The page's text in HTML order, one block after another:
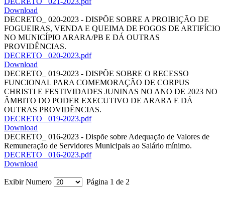
Download
DECRETO_ 020-2023 - DISPÕE SOBRE A PROIBIÇÃO DE
FOGUEIRAS, VENDA E QUEIMA DE FOGOS DE ARTIFÍCIO
NO MUNICÍPIO ARARA/PB E DÁ OUTRAS
PROVIDÊNCIAS.
DECRETO_ 020-2023.pdf
Download
DECRETO_ 019-2023 - DISPÕE SOBRE O RECESSO
FUNCIONAL PARA COMEMORAÇÃO DE CORPUS
CHRISTI E FESTIVIDADES JUNINAS NO ANO DE 2023 NO
ÂMBITO DO PODER EXECUTIVO DE ARARA E DÁ
OUTRAS PROVIDÊNCIAS.
DECRETO_ 019-2023.pdf
Download
DECRETO_ 016-2023 - Dispõe sobre Adequação de Valores de
Remuneração de Servidores Municipais ao Salário mínimo.
DECRETO_ 016-2023.pdf
Download
Exibir Numero Página 1 de 2